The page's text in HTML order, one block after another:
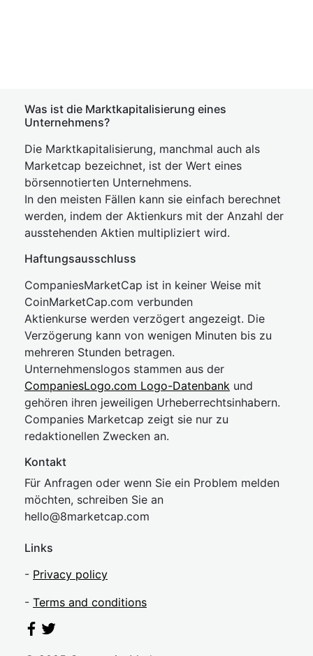
Was ist die Marktkapitalisierung eines
Unternehmens?
Die Marktkapitalisierung, manchmal auch als
Marketcap bezeichnet, ist der Wert eines
börsennotierten Unternehmens.
In den meisten Fällen kann sie einfach berechnet
werden, indem der Aktienkurs mit der Anzahl der
ausstehenden Aktien multipliziert wird.
Haftungsausschluss
CompaniesMarketCap ist in keiner Weise mit
CoinMarketCap.com verbunden
Aktienkurse werden verzögert angezeigt. Die
Verzögerung kann von wenigen Minuten bis zu
mehreren Stunden betragen.
Unternehmenslogos stammen aus der
CompaniesLogo.com Logo-Datenbank und
gehören ihren jeweiligen Urheberrechtsinhabern.
Companies Marketcap zeigt sie nur zu
redaktionellen Zwecken an.
Kontakt
Für Anfragen oder wenn Sie ein Problem melden
möchten, schreiben Sie an
hello@8marketcap.com
Links
- Privacy policy
- Terms and conditions